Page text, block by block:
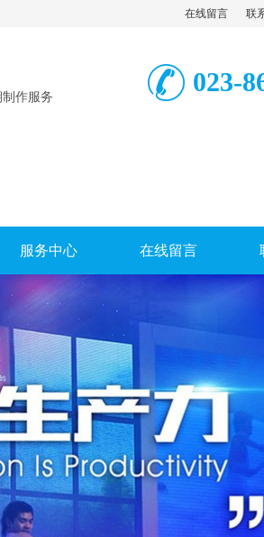
在线留言 联
作服务
023-
服务中心 在线留言